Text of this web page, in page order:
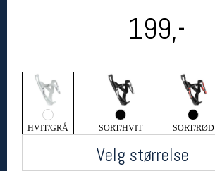
199,-
HVIT/GRÅ SORT/HVIT SORT/RØD
Velg størrelse
Her finner du oss
Oslo Sportslager
Torggata 20